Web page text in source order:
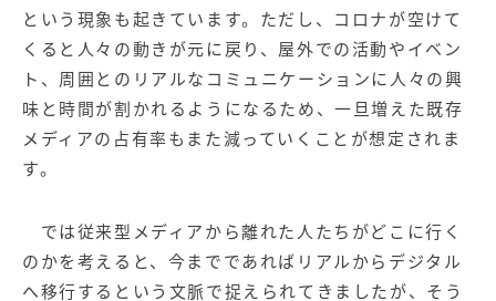
という現象も起きています。ただし、コロナが空けて
くると人々の動きが元に戻り、屋外での活動やイベン
ト、周囲とのリアルなコミュニケーションに人々の興
味と時間が割かれるようになるため、一旦増えた既存
メディアの占有率もまた減っていくことが想定されま
す。
では従来型メディアから離れた人たちがどこに行く
のかを考えると、今までであればリアルからデジタル
へ移行するという文脈で捉えられてきましたが、そう